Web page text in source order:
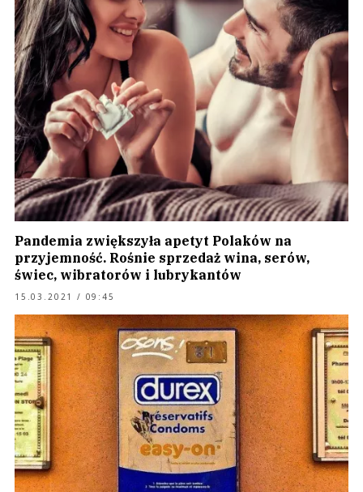
Pandemia zwiększyła apetyt Polaków na
przyjemność. Rośnie sprzedaż wina, serów,
świec, wibratorów i lubrykantów
15.03.2021 / 09:45